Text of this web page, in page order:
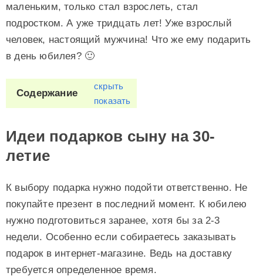
маленьким, только стал взрослеть, стал
подростком. А уже тридцать лет! Уже взрослый
человек, настоящий мужчина! Что же ему подарить
в день юбилея? 🙂
Содержание
скрыть
показать
Идеи подарков сыну на 30-
летие
К выбору подарка нужно подойти ответственно. Не
покупайте презент в последний момент. К юбилею
нужно подготовиться заранее, хотя бы за 2-3
недели. Особенно если собираетесь заказывать
подарок в интернет-магазине. Ведь на доставку
требуется определенное время.